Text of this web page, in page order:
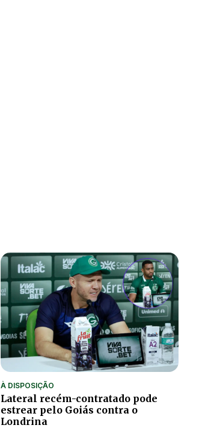
À DISPOSIÇÃO
Lateral recém-contratado pode
estrear pelo Goiás contra o
Londrina